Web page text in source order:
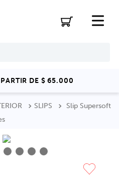
DE $ 65.000
SLIPS
Slip Supersoft